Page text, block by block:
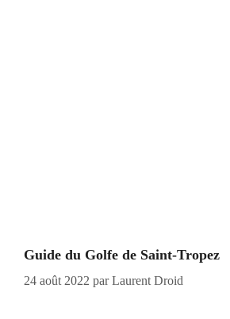
Guide du Golfe de Saint-Tropez
24 août 2022 parLaurent Droid